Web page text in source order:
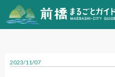
2023/11/07